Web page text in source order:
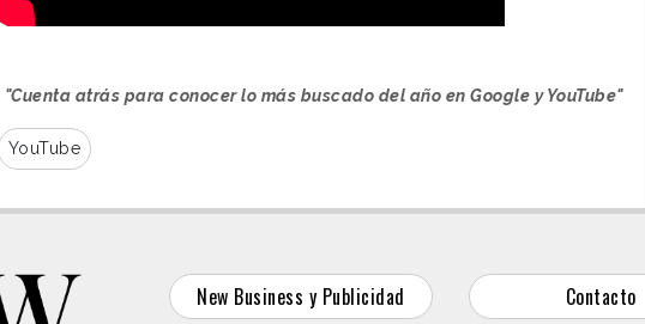
"Cuenta atrás para conocer lo más buscado del año en Google y YouTube"
YouTube
New Business y Publicidad Contacto